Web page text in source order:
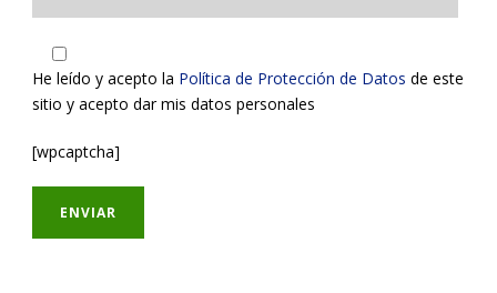
He leído y acepto la Política de Protección de Datos de este
sitio y acepto dar mis datos personales
[wpcaptcha]